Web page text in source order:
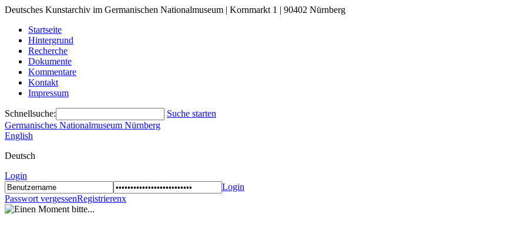
Deutsches Kunstarchiv im Germanischen Nationalmuseum | Kornmarkt 1 | 90402 Nürnberg
Startseite
Hintergrund
Recherche
Dokumente
Kommentare
Kontakt
Impressum
Schnellsuche:
Suche starten
Germanisches Nationalmuseum Nürnberg
English
Deutsch
Login
Login
Passwort vergessenRegistrierenx